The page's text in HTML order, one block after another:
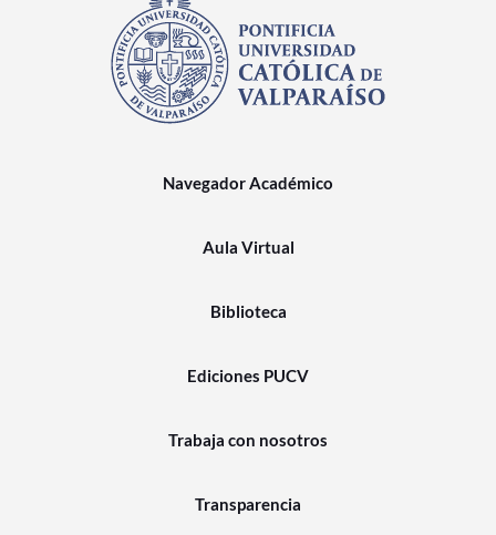
Navegador Académico
Aula Virtual
Biblioteca
Ediciones PUCV
Trabaja con nosotros
Transparencia